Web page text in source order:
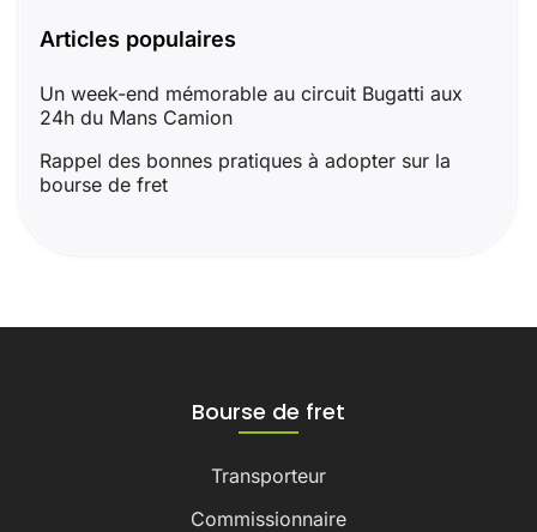
Articles populaires
Un week-end mémorable au circuit Bugatti aux
24h du Mans Camion
Rappel des bonnes pratiques à adopter sur la
bourse de fret
Bourse de fret
Transporteur
Commissionnaire